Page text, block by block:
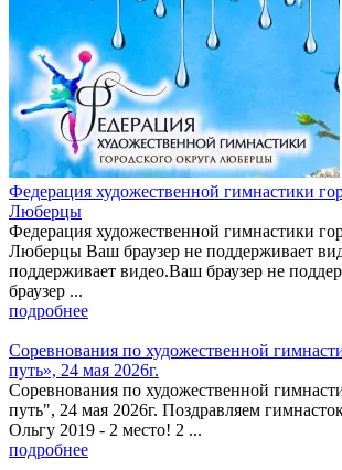
Федерация художественной гимнастики
Люберцы
Федерация художественной гимнастики
Люберцы Ваш браузер не поддерживает
поддерживает видео.Ваш браузер не
браузер ...
подробнее
Соревнования по художественной
путь», 24 мая 2026г.
Соревнования по художественной
путь", 24 мая 2026г. Поздравляем
Ольгу 2019 - 2 место! 2 ...
подробнее